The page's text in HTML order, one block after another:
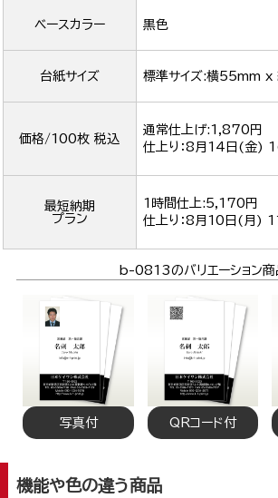
ベースカラー 黒色
台紙サイズ 標準サイズ:横55mm
価格/100枚 税込
通常仕上げ:1,870円
仕上り：8月14日(金)
最短納期
プラン
1時間仕上:5,170円
仕上り：8月10日(月)
b-0813のバリエーション商
写真付 QRコード付
機能や色の違う商品